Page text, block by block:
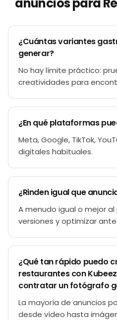
¿Cuántas variantes
generar?
No hay límite práctico:
creatividades para
¿En qué plataformas
Meta, Google, TikTok,
digitales habituales.
¿Rinden igual que
A menudo igual o mejor
versiones y optimizar
¿Qué tan rápido puedo
restaurantes con
contratar un fotógrafo
La mayoría de anuncios
desde vídeo hasta